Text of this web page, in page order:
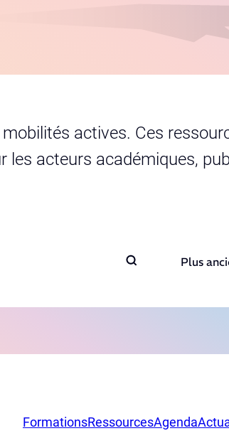
actives. Ces
acteurs académiques,
Plus
FormationsRessourcesAgenda